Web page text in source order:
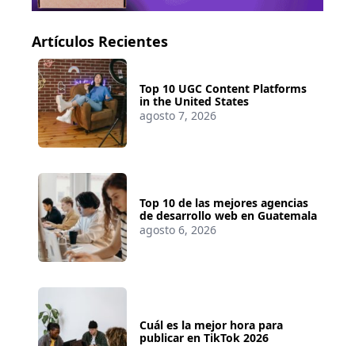
Artículos Recientes
Top 10 UGC Content Platforms
in the United States
agosto 7, 2026
Top 10 de las mejores agencias
de desarrollo web en Guatemala
agosto 6, 2026
Cuál es la mejor hora para
publicar en TikTok 2026